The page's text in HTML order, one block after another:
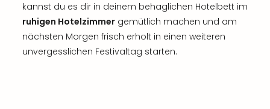
kannst du es dir in deinem behaglichen Hotelbett im
ruhigen Hotelzimmer gemütlich machen und am
nächsten Morgen frisch erholt in einen weiteren
unvergesslichen Festivaltag starten.